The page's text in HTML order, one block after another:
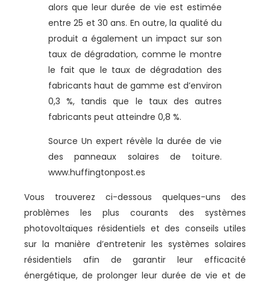
alors que leur durée de vie est estimée
entre 25 et 30 ans. En outre, la qualité du
produit a également un impact sur son
taux de dégradation, comme le montre
le fait que le taux de dégradation des
fabricants haut de gamme est d’environ
0,3 %, tandis que le taux des autres
fabricants peut atteindre 0,8 %.
Source Un expert révèle la durée de vie
des panneaux solaires de toiture.
www.huffingtonpost.es
Vous trouverez ci-dessous quelques-uns des
problèmes les plus courants des systèmes
photovoltaïques résidentiels et des conseils utiles
sur la manière d’entretenir les systèmes solaires
résidentiels afin de garantir leur efficacité
énergétique, de prolonger leur durée de vie et de